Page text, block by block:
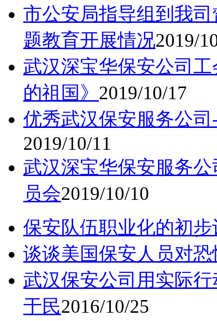
市公安局指导组到我
题教育开展情况2019/
武汉深宝华保安公司
的祖国》 2019/10/17
优秀武汉保安服务公
2019/10/11
武汉深宝华保安服务
员会2019/10/10
保安队伍职业化的初步
谈谈美国保安人员对
武汉保安公司用实际
于民2016/10/25